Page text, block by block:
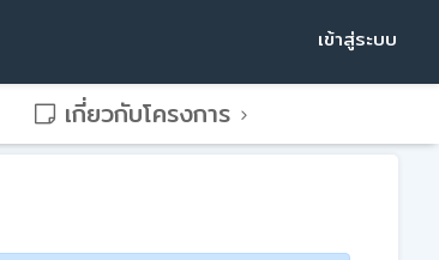
เข้าสู่ระบบ
เกี่ยวกับโครงการ